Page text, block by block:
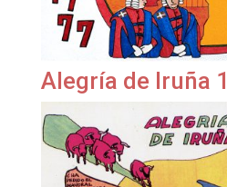
Alegría de Iruña